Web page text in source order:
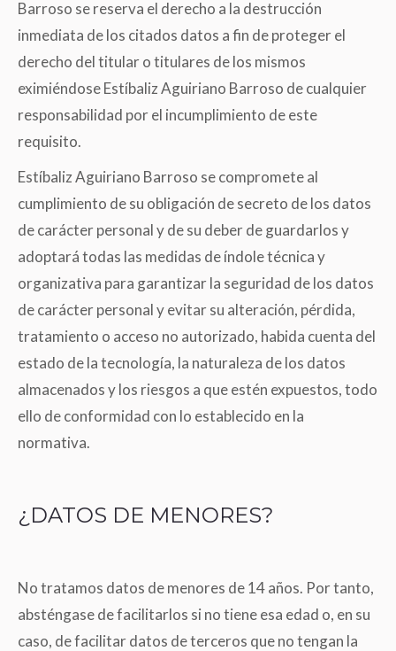
Barroso se reserva el derecho a la destrucción
inmediata de los citados datos a fin de proteger el
derecho del titular o titulares de los mismos
eximiéndose Estíbaliz Aguiriano Barroso de cualquier
responsabilidad por el incumplimiento de este
requisito.
Estíbaliz Aguiriano Barroso se compromete al
cumplimiento de su obligación de secreto de los datos
de carácter personal y de su deber de guardarlos y
adoptará todas las medidas de índole técnica y
organizativa para garantizar la seguridad de los datos
de carácter personal y evitar su alteración, pérdida,
tratamiento o acceso no autorizado, habida cuenta del
estado de la tecnología, la naturaleza de los datos
almacenados y los riesgos a que estén expuestos, todo
ello de conformidad con lo establecido en la
normativa.
¿DATOS DE MENORES?
No tratamos datos de menores de 14 años. Por tanto,
absténgase de facilitarlos si no tiene esa edad o, en su
caso, de facilitar datos de terceros que no tengan la